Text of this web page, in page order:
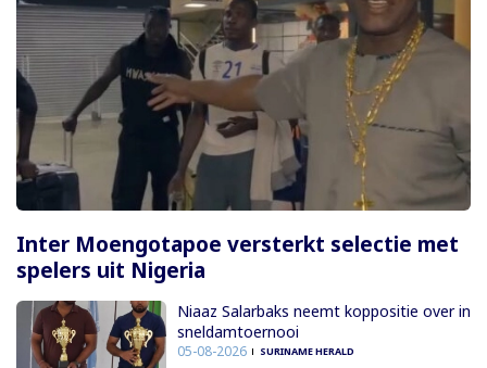
Inter Moengotapoe versterkt selectie met
spelers uit Nigeria
Niaaz Salarbaks neemt koppositie over in
sneldamtoernooi
05-08-2026 SURINAME HERALD